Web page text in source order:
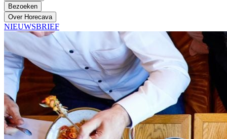
Bezoeken
Over Horecava
NIEUWSBRIEF